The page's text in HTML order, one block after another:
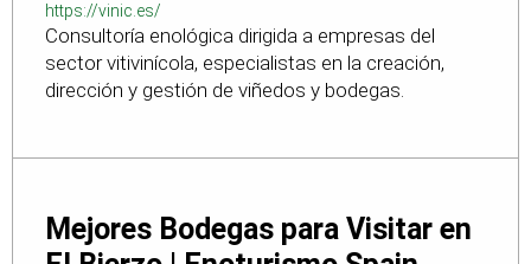
https://vinic.es/
Consultoría enológica dirigida a empresas del
sector vitivinícola, especialistas en la creación,
dirección y gestión de viñedos y bodegas.
Mejores Bodegas para Visitar en